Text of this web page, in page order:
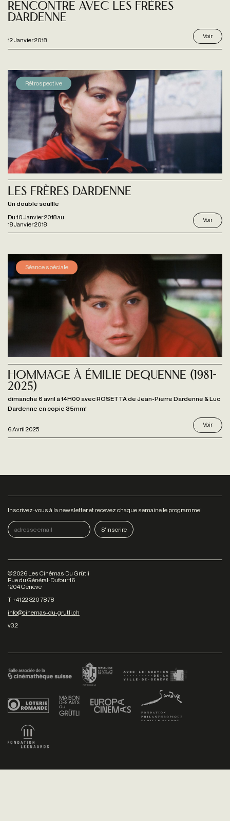
12 Janvier 2018
Rencontre avec les Frères
Dardenne
Voir
Rétrospective
Du 10 Janvier 2018au
18 Janvier 2018
Les frères Dardenne
Un double souffle
Voir
Séance spéciale
6 Avril 2025
Hommage à Émilie Dequenne (1981-
2025)
dimanche 6 avril à 14H00 avec ROSETTA de Jean-Pierre Dardenne & Luc
Dardenne en copie 35mm!
Voir
Inscrivez-vous à la newsletter et recevez chaque semaine le programme!
©2026 Les Cinémas Du Grütli
Rue du Général-Dufour 16
1204 Genève
T +41 22 320 78 78
info@cinemas-du-grutli.ch
v3.2